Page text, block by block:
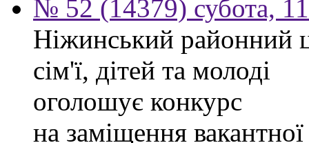
№ 52 (14379) субота,
Ніжинський районний
сім'ї, дітей та молоді
оголошує конкурс
на заміщення